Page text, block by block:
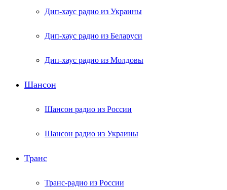
Дип-хаус радио из Украины
Дип-хаус радио из Беларуси
Дип-хаус радио из Молдовы
Шансон
Шансон радио из России
Шансон радио из Украины
Транс
Транс-радио из России